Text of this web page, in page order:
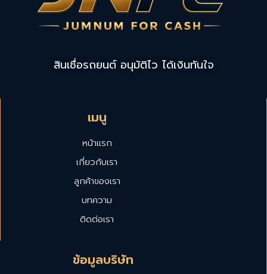
สินเชื่อรถยนต์ อนุมัติไว ได้เงินทันใจ
เมนู
หน้าแรก
เกี่ยวกับเรา
ลูกค้าของเรา
บทความ
ติดต่อเรา
ข้อมูลบริษัท